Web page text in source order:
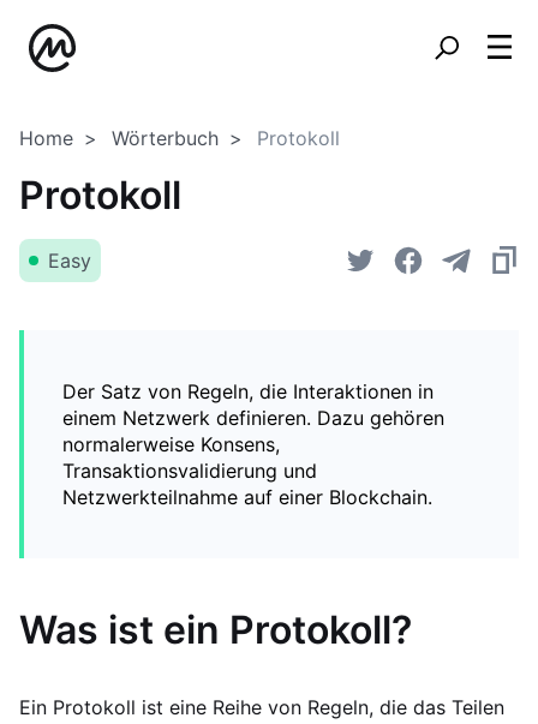
Home Wörterbuch Protokoll
Protokoll
Easy
Der Satz von Regeln, die Interaktionen in
einem Netzwerk definieren. Dazu gehören
normalerweise Konsens,
Transaktionsvalidierung und
Netzwerkteilnahme auf einer Blockchain.
Was ist ein Protokoll?
Ein Protokoll ist eine Reihe von Regeln, die das Teilen